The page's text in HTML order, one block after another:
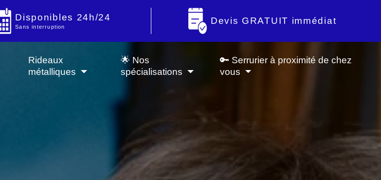
Disponibles 24h/24
Sans interruption
Devis GRATUIT immédiat
Rideaux
métalliques
🌟 Nos
spécialisations
🔑 Serrurier à proximité de chez
vous